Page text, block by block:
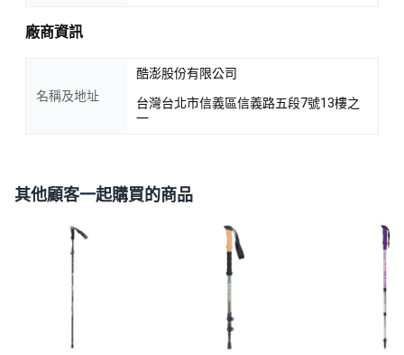
廠商資訊
名稱及地址
酷澎股份有限公司
台灣台北市信義區信義路五段7號13樓之
一
其他顧客一起購買的商品